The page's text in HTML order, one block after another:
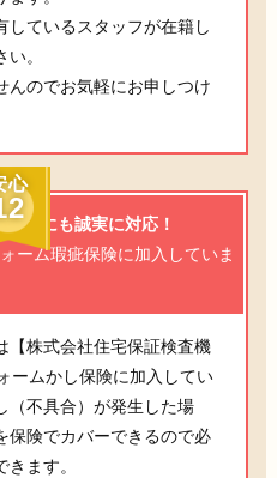
しているスタッフが在籍し
。
んのでお気軽にお申しつけ
心
具合にも誠実に対応！
ーム瑕疵保険に加入していま
【株式会社住宅保証検査機
ームかし保険に加入してい
（不具合）が発生した場
保険でカバーできるので必
ます。